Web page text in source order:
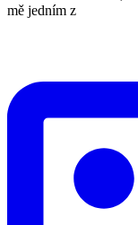
mě jedním z